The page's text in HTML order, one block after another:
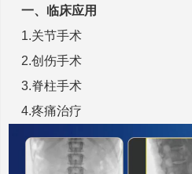
一、临床应用
1.关节手术
2.创伤手术
3.脊柱手术
4.疼痛治疗